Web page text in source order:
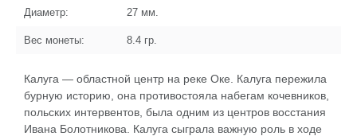
Диаметр: 27 мм.
Вес монеты: 8.4 гр.
Калуга — областной центр на реке Оке. Калуга пережила
бурную историю, она противостояла набегам кочевников,
польских интервентов, была одним из центров восстания
Ивана Болотникова. Калуга сыграла важную роль в ходе